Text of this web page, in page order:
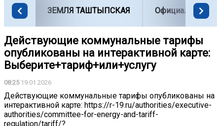
ЗЕМЛЯ ТАШТЫПСКАЯ Официально
Действующие коммунальные тарифы
опубликованы на интерактивной карте:
Выберите+тариф+или+услугу
08:2519.01.2026
Действующие коммунальные тарифы опубликованы на
интерактивной карте: https://r-19.ru/authorities/executive-
authorities/committee-for-energy-and-tariff-
regulation/tariff/?